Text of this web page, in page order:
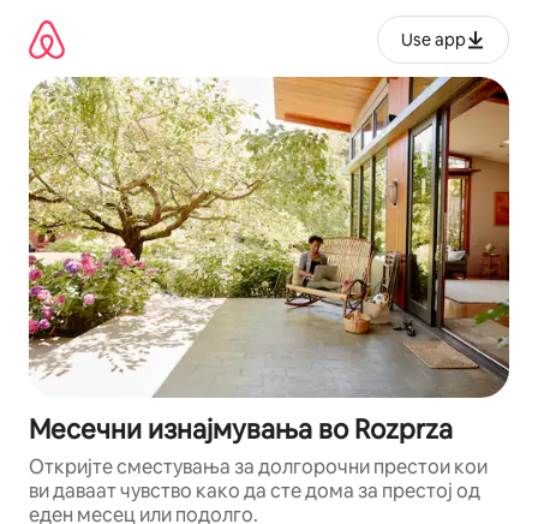
содржина
Use app
Месечни изнајмувања во Rozprza
Откријте сместувања за долгорочни престои кои
ви даваат чувство како да сте дома за престој од
еден месец или подолго.